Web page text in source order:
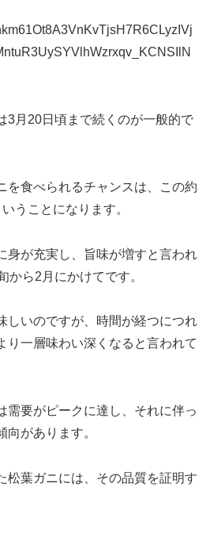
3月20日頃まで続くのが一般的で
を食べられるチャンスは、この約
うことになります。
身が充実し、旨味が増すと言われ
から2月にかけてです。
しいのですが、時間が経つにつれ
り一層味わい深くなると言われて
需要がピークに達し、それに伴っ
向があります。
松葉ガニには、その品質を証明す